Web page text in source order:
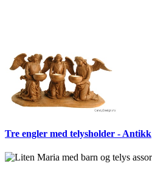
Tre engler med telysholder - Antikk